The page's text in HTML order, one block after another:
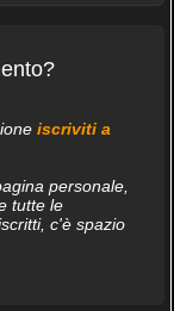
iscriviti a
personale,
tutte le
c'è spazio